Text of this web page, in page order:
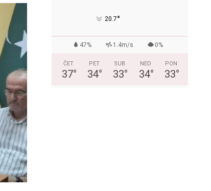
20.7°
47% 1.4m/s 0%
ČET
37°
PET
34°
SUB
33°
NED
34°
PON
33°